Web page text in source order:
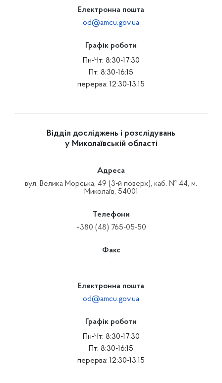
Електронна пошта
od@amcu.gov.ua
Графік роботи
Пн-Чт: 8:30-17:30
Пт: 8:30-16:15
перерва: 12:30-13:15
Відділ досліджень і розслідувань
у Миколаївській області
Адреса
вул. Велика Морська, 49 (3-й поверх), каб. № 44, м.
Миколаїв, 54001
Телефони
+380 (48) 765-05-50
Факс
-
Електронна пошта
od@amcu.gov.ua
Графік роботи
Пн-Чт: 8:30-17:30
Пт: 8:30-16:15
перерва: 12:30-13:15